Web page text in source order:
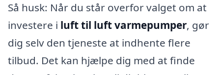
Så husk: Når du står overfor valget om at
investere i luft til luft varmepumper, gør
dig selv den tjeneste at indhente flere
tilbud. Det kan hjælpe dig med at finde